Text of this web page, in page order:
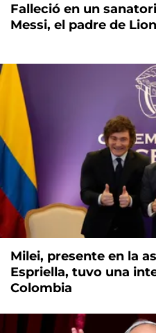
Falleció en un
Messi, el padre de
Milei, presente en la
Espriella, tuvo una
Colombia